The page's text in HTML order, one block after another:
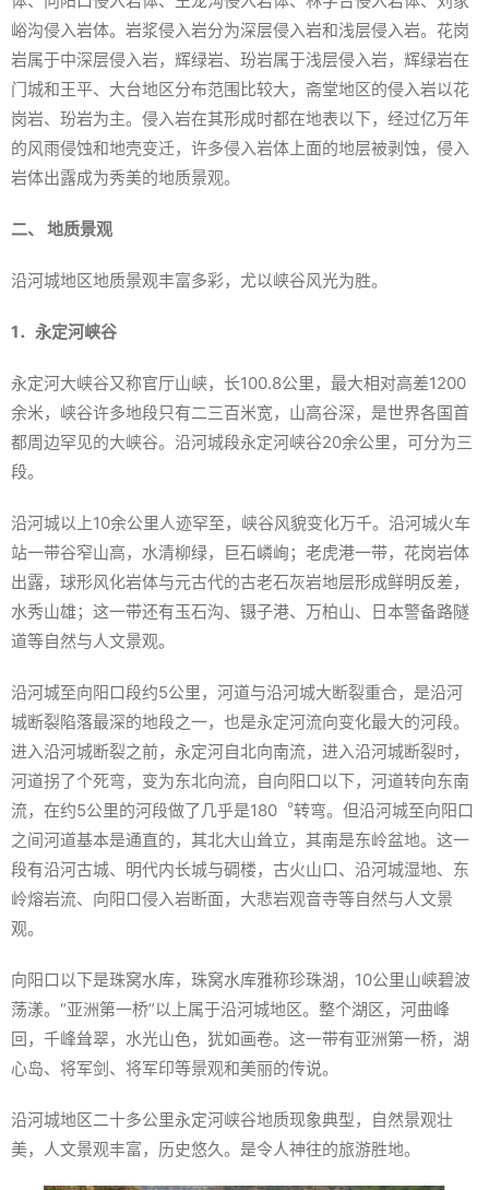
峪沟侵入岩体。岩浆侵入岩分为深层侵入岩和浅层侵入岩。花岗
岩属于中深层侵入岩，辉绿岩、玢岩属于浅层侵入岩，辉绿岩在
门城和王平、大台地区分布范围比较大，斋堂地区的侵入岩以花
岗岩、玢岩为主。侵入岩在其形成时都在地表以下，经过亿万年
的风雨侵蚀和地壳变迁，许多侵入岩体上面的地层被剥蚀，侵入
岩体出露成为秀美的地质景观。
二、 地质景观
沿河城地区地质景观丰富多彩，尤以峡谷风光为胜。
1．永定河峡谷
永定河大峡谷又称官厅山峡，长100.8公里，最大相对高差1200
余米，峡谷许多地段只有二三百米宽，山高谷深，是世界各国首
都周边罕见的大峡谷。沿河城段永定河峡谷20余公里，可分为三
段。
沿河城以上10余公里人迹罕至，峡谷风貌变化万千。沿河城火车
站一带谷窄山高，水清柳绿，巨石嶙峋；老虎港一带，花岗岩体
出露，球形风化岩体与元古代的古老石灰岩地层形成鲜明反差，
水秀山雄；这一带还有玉石沟、镊子港、万柏山、日本警备路隧
道等自然与人文景观。
沿河城至向阳口段约5公里，河道与沿河城大断裂重合，是沿河
城断裂陷落最深的地段之一，也是永定河流向变化最大的河段。
进入沿河城断裂之前，永定河自北向南流，进入沿河城断裂时，
河道拐了个死弯，变为东北向流，自向阳口以下，河道转向东南
流，在约5公里的河段做了几乎是180︒转弯。但沿河城至向阳口
之间河道基本是通直的，其北大山耸立，其南是东岭盆地。这一
段有沿河古城、明代内长城与碉楼，古火山口、沿河城湿地、东
岭熔岩流、向阳口侵入岩断面，大悲岩观音寺等自然与人文景
观。
向阳口以下是珠窝水库，珠窝水库雅称珍珠湖，10公里山峡碧波
荡漾。“亚洲第一桥”以上属于沿河城地区。整个湖区，河曲峰
回，千峰耸翠，水光山色，犹如画卷。这一带有亚洲第一桥，湖
心岛、将军剑、将军印等景观和美丽的传说。
沿河城地区二十多公里永定河峡谷地质现象典型，自然景观壮
美，人文景观丰富，历史悠久。是令人神往的旅游胜地。